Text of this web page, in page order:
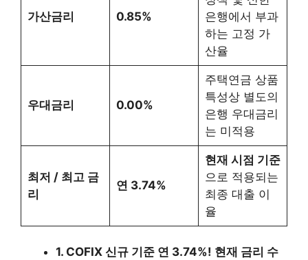
가산금리 0.85%
은행에서 부과
하는 고정 가
산율
우대금리 0.00%
주택연금 상품
특성상 별도의
은행 우대금리
는 미적용
최저 / 최고 금
리
연 3.74%
현재 시점 기준
으로 적용되는
최종 대출 이
율
1. COFIX 신규 기준 연 3.74%! 현재 금리 수